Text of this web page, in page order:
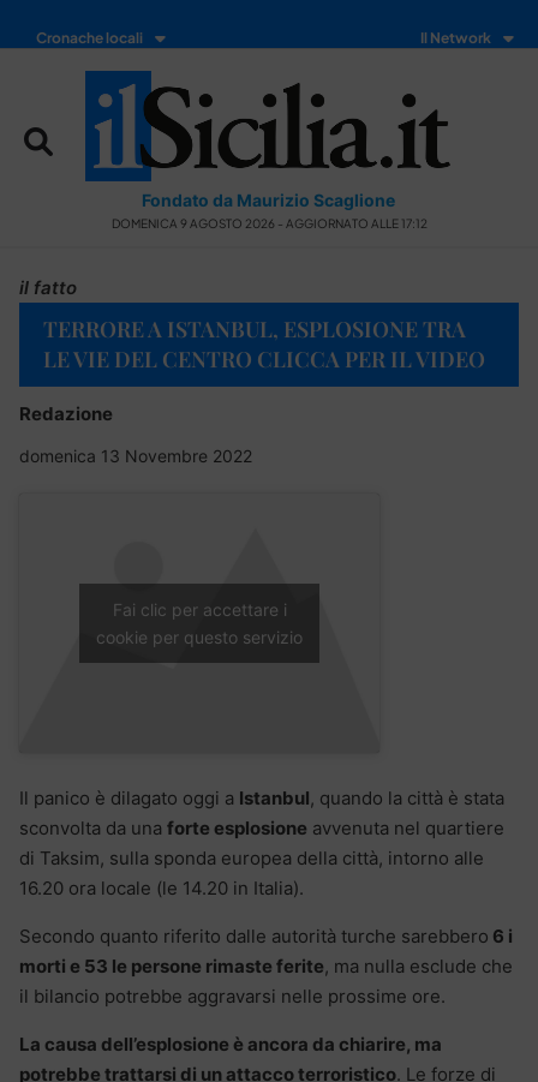
Cronache locali Il Network
Fondato da Maurizio Scaglione
DOMENICA 9 AGOSTO 2026 - AGGIORNATO ALLE 17:12
il fatto
TERRORE A ISTANBUL, ESPLOSIONE TRA
LE VIE DEL CENTRO CLICCA PER IL VIDEO
Redazione
domenica 13 Novembre 2022
Fai clic per accettare i
cookie per questo servizio
Il panico è dilagato oggi a Istanbul, quando la città è stata
sconvolta da una forte esplosione avvenuta nel quartiere
di Taksim, sulla sponda europea della città, intorno alle
16.20 ora locale (le 14.20 in Italia).
Secondo quanto riferito dalle autorità turche sarebbero 6 i
morti e 53 le persone rimaste ferite, ma nulla esclude che
il bilancio potrebbe aggravarsi nelle prossime ore.
La causa dell’esplosione è ancora da chiarire, ma
potrebbe trattarsi di un attacco terroristico. Le forze di